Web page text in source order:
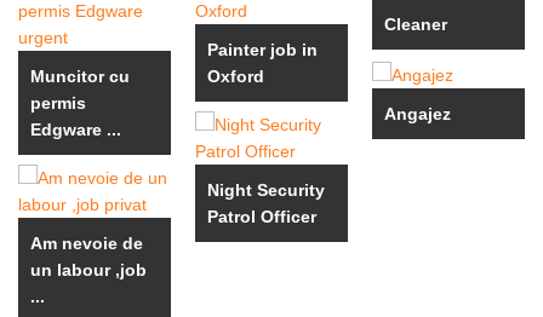
Muncitor cu
permis
Edgware ...
Am nevoie de
un labour ,job
...
Painter job in
Oxford
Night Security
Patrol Officer
Cleaner
Angajez